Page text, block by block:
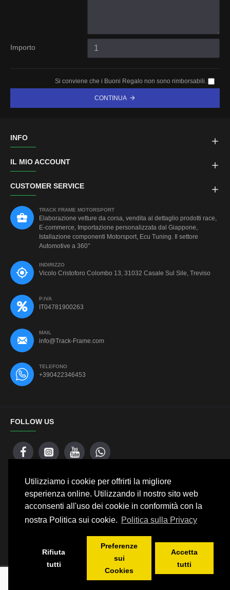
Utilizziamo i cookie per offrirti la migliore
esperienza online. Utilizzando il nostro sito web
acconsenti all'uso dei cookie in conformità con la
nostra Politica sui cookie. Politica sulla Privacy
Rifiuta
tutti
Preferenze
sui
Cookies
Accetta
tutti
Importo
Si conviene che i Buoni Regalo non sono rimborsabili.
CONTINUA
INFO
IL MIO ACCOUNT
CUSTOMER SERVICE
TRACK FRAME MOTORSPORT
Elaborazione vetture da corsa, vendita al dettaglio prodotti race,
E-commerce, Importazione personalizzata dal Giappone,
Istallazione componenti Motorsport, Ecu Tuning. Il settore
Automotive a 360°
INDIRIZZO
Vicolo Cristoforo Colombo 13, 31032 Casale Sul Sile, Treviso
P.IVA
IT04781900263
MAIL
info@Track-Frame.com
TELEFONO
+390422346453
FOLLOW US
NEWSLETTER
Stay up to date with news and promotions by signing up for our
newsletter